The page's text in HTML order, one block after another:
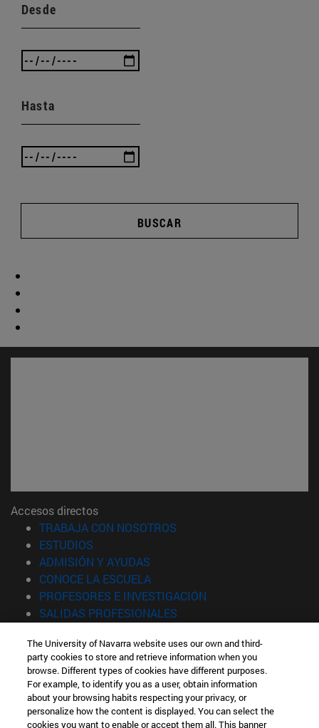
Desde
Hasta
BUSCAR
Accesos directos
TRABAJA CON NOSOTROS
ESTUDIOS
ADMISIÓN Y AYUDAS
CONOCE LA ESCUELA(abre en nueva ventana)
PROFESORES E INVESTIGACIÓN
SALIDAS PROFESIONALES
Información
TFNO +34 943 21 98 77
¿QUÉ GRADO TE INTERESA?
¿QUÉ MÁSTER TE INTERESA?
The University of Navarra website uses our own and third-
party cookies to store and retrieve information when you
browse. Different types of cookies have different purposes.
For example, to identify you as a user, obtain information
about your browsing habits respecting your privacy, or
personalize how the content is displayed. You can select the
cookies you want to enable or accept them all. This banner